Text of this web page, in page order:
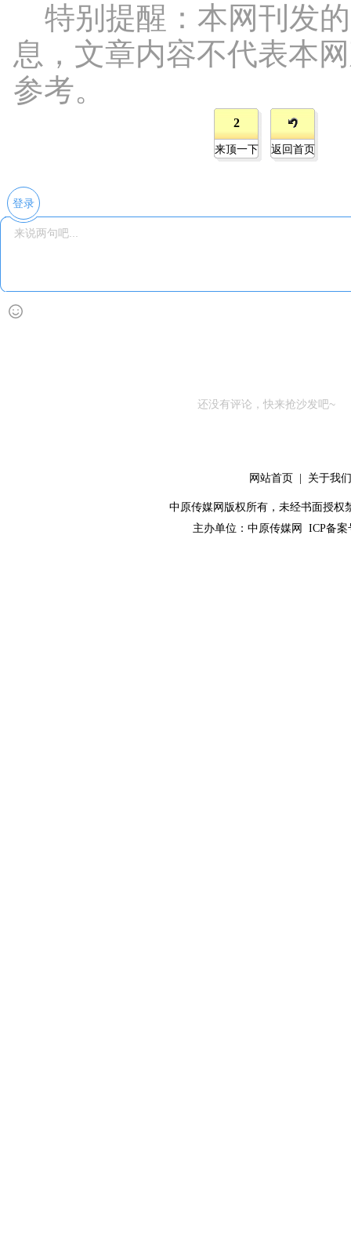
特别提醒：本网刊发
息，文章内容不代表本
参考。
2
来顶一下 返回首页
登录
还没有评论，快来抢沙发吧~
网站首页 关于我们
中原传媒网版权所有，未经书面授权
主办单位： 中原传媒网 ICP备案